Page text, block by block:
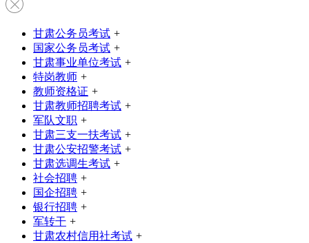
甘肃公务员考试 +
国家公务员考试 +
甘肃事业单位考试 +
特岗教师 +
教师资格证 +
甘肃教师招聘考试 +
军队文职 +
甘肃三支一扶考试 +
甘肃公安招警考试 +
甘肃选调生考试 +
社会招聘 +
国企招聘 +
银行招聘 +
军转干 +
甘肃农村信用社考试 +